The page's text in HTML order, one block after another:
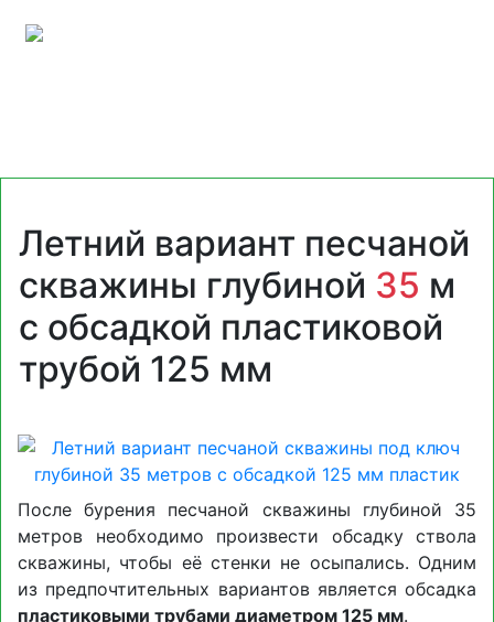
Летний вариант песчаной
скважины глубиной 35 м
с обсадкой пластиковой
трубой 125 мм
После бурения песчаной скважины глубиной 35
метров необходимо произвести обсадку ствола
скважины, чтобы её стенки не осыпались. Одним
из предпочтительных вариантов является обсадка
пластиковыми трубами диаметром 125 мм.